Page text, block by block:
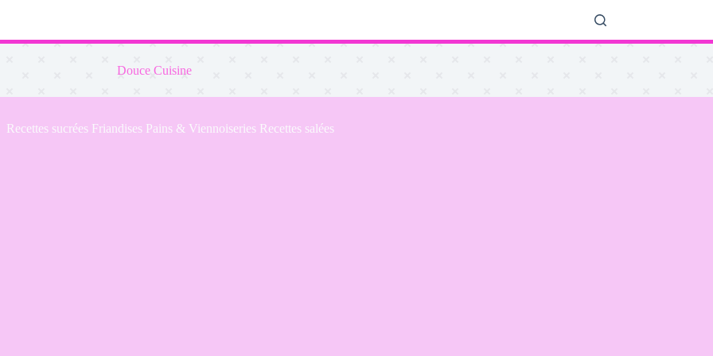
Douce Cuisine
Recettes sucrées Friandises Pains & Viennoiseries Recettes salées